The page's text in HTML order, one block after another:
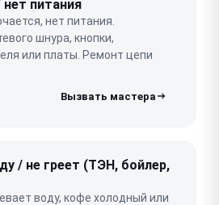
питания
нет питания.
шнура, кнопки,
или платы. Ремонт цепи
/ не греет (ТЭН, бойлер,
воду, кофе холодный или